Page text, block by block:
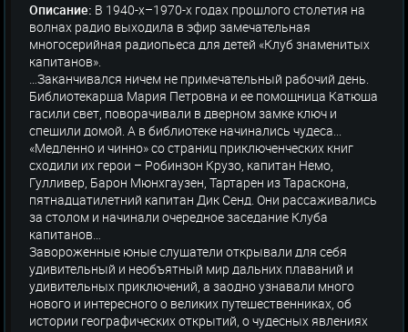
Описание: В 1940-х–1970-х годах прошлого столетия на
волнах радио выходила в эфир замечательная
многосерийная радиопьеса для детей «Клуб знаменитых
капитанов».
…Заканчивался ничем не примечательный рабочий день.
Библиотекарша Мария Петровна и ее помощница Катюша
гасили свет, поворачивали в дверном замке ключ и
спешили домой. А в библиотеке начинались чудеса...
«Медленно и чинно» со страниц приключенческих книг
сходили их герои – Робинзон Крузо, капитан Немо,
Гулливер, Барон Мюнхгаузен, Тартарен из Тараскона,
пятнадцатилетний капитан Дик Сенд. Они рассаживались
за столом и начинали очередное заседание Клуба
капитанов…
Завороженные юные слушатели открывали для себя
удивительный и необъятный мир дальних плаваний и
удивительных приключений, а заодно узнавали много
нового и интересного о великих путешественниках, об
истории географических открытий, о чудесных явлениях